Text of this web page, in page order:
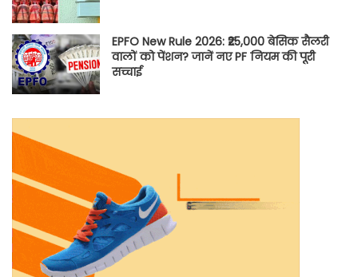
EPFO New Rule 2026: ₹25,000 बेसिक सैलरी
वालों को पेंशन? जानें नए PF नियम की पूरी
सच्चाई